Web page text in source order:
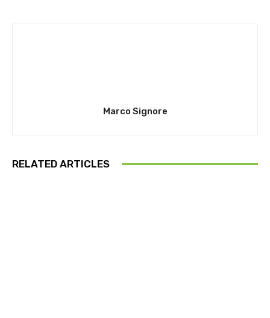
Marco Signore
RELATED ARTICLES